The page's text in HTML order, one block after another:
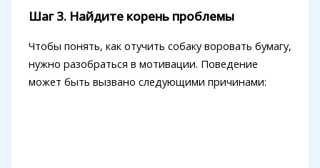
Шаг 3. Найдите корень проблемы
Чтобы понять, как отучить собаку воровать бумагу,
нужно разобраться в мотивации. Поведение
может быть вызвано следующими причинами: